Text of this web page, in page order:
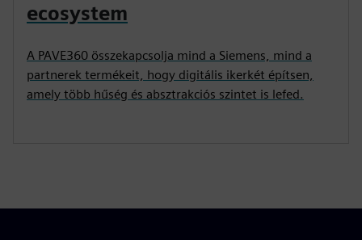
ecosystem
A PAVE360 összekapcsolja mind a Siemens, mind a
partnerek termékeit, hogy digitális ikerkét építsen,
amely több hűség és absztrakciós szintet is lefed.